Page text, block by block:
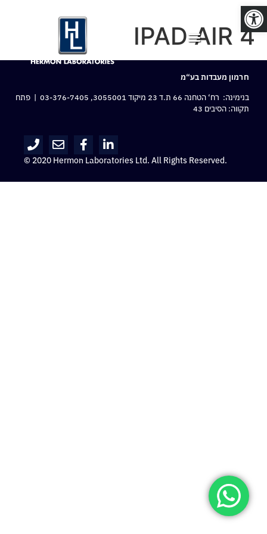
פתח סרגל נגישות
IPAD AIR 4
חרמון מעבדות בע“מ
בנימינה: רח‘ הטחנה 66 ת.ד 23 מיקוד 3055001,
03-376-7405 | פתח
תקווה: הסיבים 43
© 2020 Hermon Laboratories Ltd. All Rights Reserved.